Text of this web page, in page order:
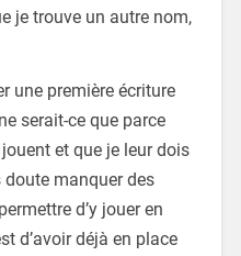
je trouve un autre nom,
une première écriture
serait-ce que parce
et que je leur dois
manquer des
d’y jouer en
d’avoir déjà en place